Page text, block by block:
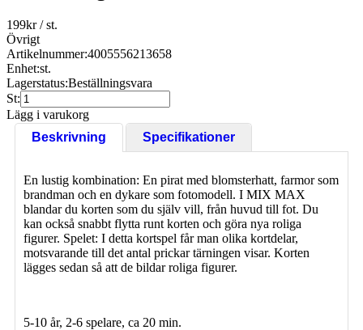
199kr/ st.
Övrigt
Artikelnummer:4005556213658
Enhet:st.
Lagerstatus:Beställningsvara
St:
Lägg i varukorg
Beskrivning
Specifikationer
En lustig kombination: En pirat med blomsterhatt, farmor som
brandman och en dykare som fotomodell. I MIX MAX
blandar du korten som du själv vill, från huvud till fot. Du
kan också snabbt flytta runt korten och göra nya roliga
figurer. Spelet: I detta kortspel får man olika kortdelar,
motsvarande till det antal prickar tärningen visar. Korten
lägges sedan så att de bildar roliga figurer.
5-10 år, 2-6 spelare, ca 20 min.